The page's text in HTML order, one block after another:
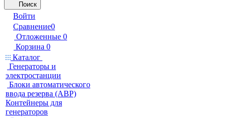
Поиск
Войти
Сравнение0
Отложенные 0
Корзина 0
Каталог
Генераторы и
электростанции
Блоки автоматического
ввода резерва (АВР)
Контейнеры для
генераторов